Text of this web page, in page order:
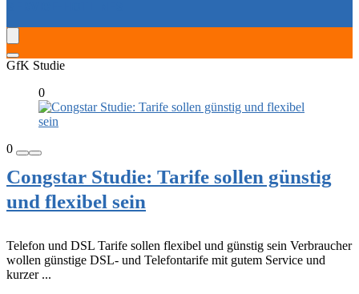
GfK Studie
0
0
Congstar Studie: Tarife sollen günstig
und flexibel sein
Telefon und DSL Tarife sollen flexibel und günstig sein Verbraucher
wollen günstige DSL- und Telefontarife mit gutem Service und
kurzer ...